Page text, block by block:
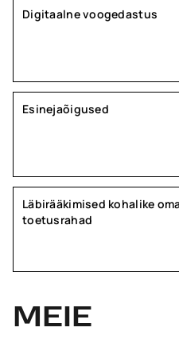
Digitaalne voogedastus
Esinejaõigused
Läbirääkimised kohalike
toetusrahad
MEIE